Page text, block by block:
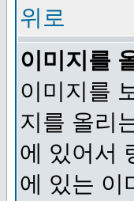
위로
이미지를
이미지를
지를 올리
에 있어서
에 있는 이